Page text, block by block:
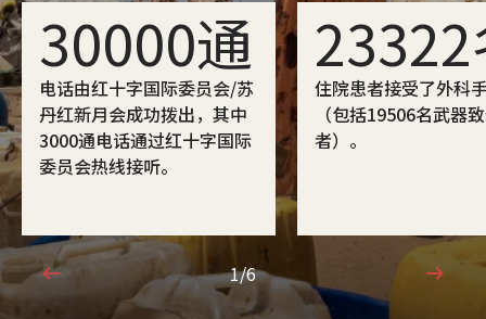
30000通
电话由红十字国际委员会/苏
丹红新月会成功拨出，其中
3000通电话通过红十字国际
委员会热线接听。
住院患者接受了外科
（包括19506名武器
者）。
1/6
1/6